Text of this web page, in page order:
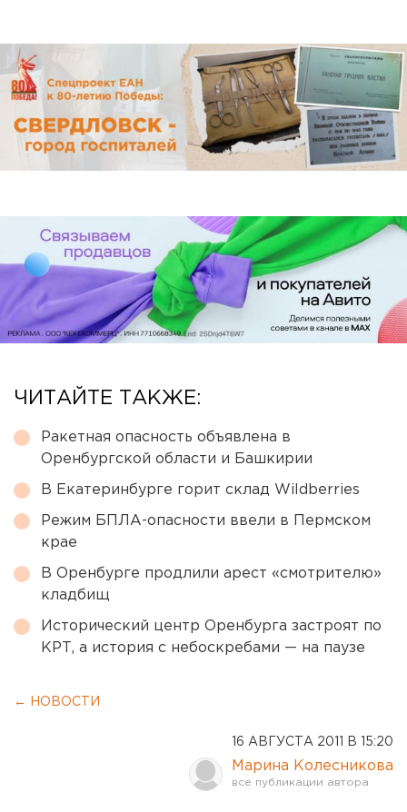
ЧИТАЙТЕ ТАКЖЕ:
Ракетная опасность объявлена в
Оренбургской области и Башкирии
В Екатеринбурге горит склад Wildberries
Режим БПЛА-опасности ввели в Пермском
крае
В Оренбурге продлили арест «смотрителю»
кладбищ
Исторический центр Оренбурга застроят по
КРТ, а история с небоскребами — на паузе
← НОВОСТИ
16 АВГУСТА 2011 В 15:20
Марина Колесникова